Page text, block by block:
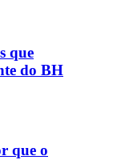
que
do BH
que o